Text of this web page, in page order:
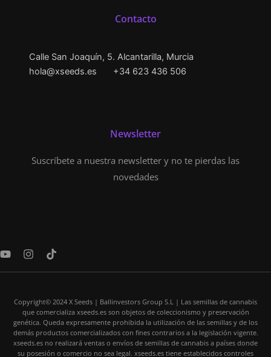
Contacto
Calle San Joaquín, 5. Alcantarilla, Murcia
hola@xseeds.es
+34 623 436 506
Newsletter
Suscríbete a nuestra newsletter y no te pierdas las
novedades
Y
u
I
s
g
r
a
m
T
k
o
k
Copyright© 2024 X Seeds | Ballinvestors Group S.L | Las semillas de cannabis
que comercializa xseeds.es son objetos de coleccionismo y preservación
genética. Queda expresamente prohibida la utilización de las semillas y de los
demás productos comercializados con fines contrarios a la legislación vigente.
xseeds.es no realizará ventas o envíos de semillas de cannabis a países donde
su posesión o comercio no sea legal. xseeds.es tiene establecidos controles